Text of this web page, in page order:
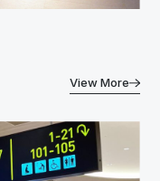
View More